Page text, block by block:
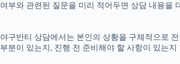
여부와 관련된 질문을 미리 적어두면 상담 내용을
야구반티 상담에서는 본인의 상황을 구체적으로
부분이 있는지, 진행 전 준비해야 할 사항이 있는